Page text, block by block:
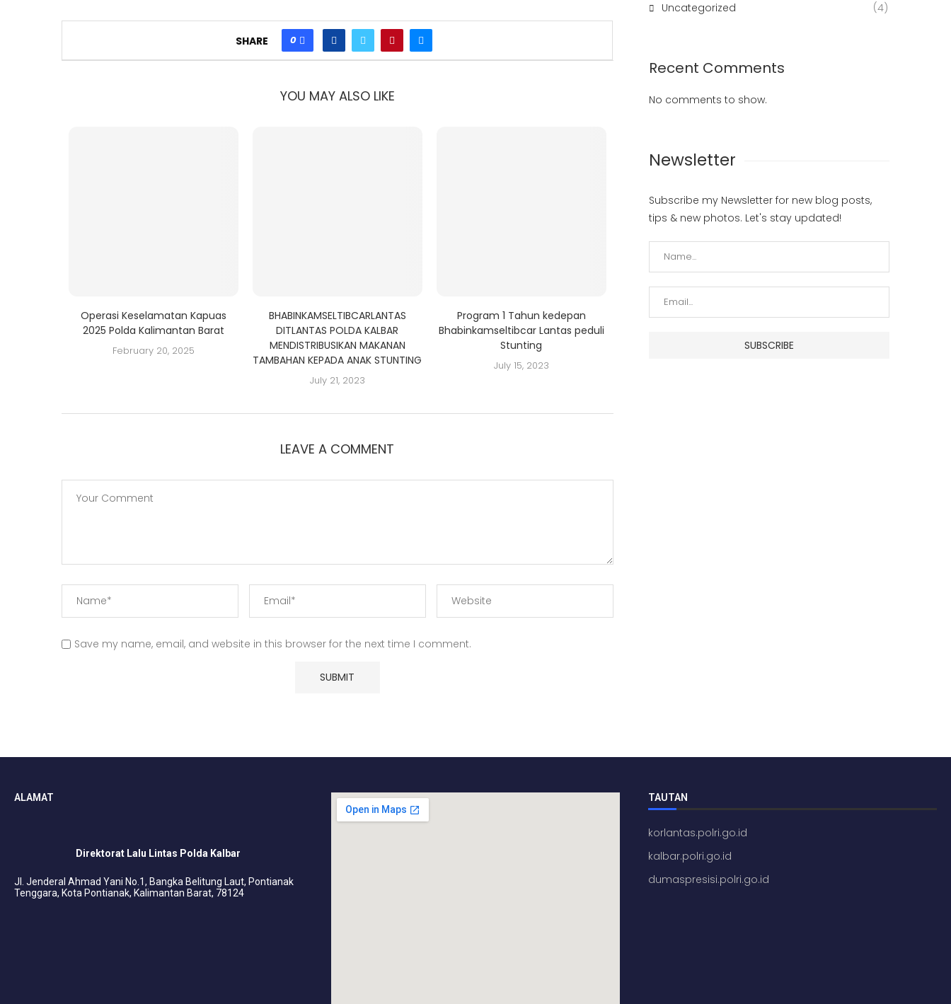
SHARE 0
YOU MAY ALSO LIKE
Operasi Keselamatan Kapuas
2025 Polda Kalimantan Barat
February 20, 2025
BHABINKAMSELTIBCARLANTAS
DITLANTAS POLDA KALBAR
MENDISTRIBUSIKAN MAKANAN
TAMBAHAN KEPADA ANAK STUNTING
July 21, 2023
Program 1 Tahun kedepan
Bhabinkamseltibcar Lantas peduli
Stunting
July 15, 2023
LEAVE A COMMENT
Save my name, email, and website in this browser for the next time I comment.
Uncategorized (4)
Recent Comments
No comments to show.
Newsletter
Subscribe my Newsletter for new blog posts,
tips & new photos. Let's stay updated!
ALAMAT
Direktorat Lalu Lintas Polda Kalbar
Jl. Jenderal Ahmad Yani No.1, Bangka Belitung Laut, Pontianak
Tenggara, Kota Pontianak, Kalimantan Barat, 78124
TAUTAN
korlantas.polri.go.id
kalbar.polri.go.id
dumaspresisi.polri.go.id